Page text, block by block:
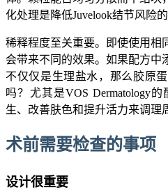
化处理是降低Juvelook结节风险
稀释程度至关重要。即使使用相
会带来不同的效果。如果配方中
不仅仅是生理盐水，那么胶原
吗？尤其是VOS Dermatology
生、改善肤色和提升活力来调理
术前需要检查的事项
设计很重要